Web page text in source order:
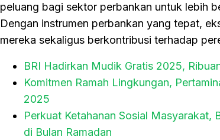
peluang bagi sektor perbankan untuk lebih
Dengan instrumen perbankan yang tepat,
mereka sekaligus berkontribusi terhadap
BRI Hadirkan Mudik Gratis 2025,
Komitmen Ramah Lingkungan,
2025
Perkuat Ketahanan Sosial Masyarakat,
di Bulan Ramadan